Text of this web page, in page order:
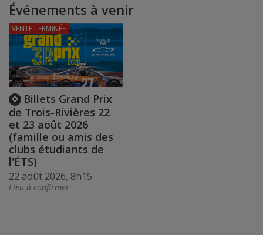
Événements à venir
Billets Grand Prix
de Trois-Rivières 22
et 23 août 2026
(famille ou amis des
clubs étudiants de
l'ÉTS)
22 août 2026, 8h15
Lieu à confirmer
VENTE TERMINÉE